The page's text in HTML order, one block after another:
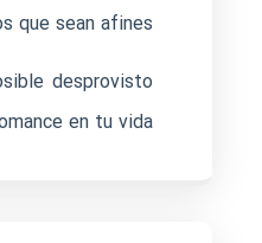
que sean afines.
desprovisto
en tu vida.